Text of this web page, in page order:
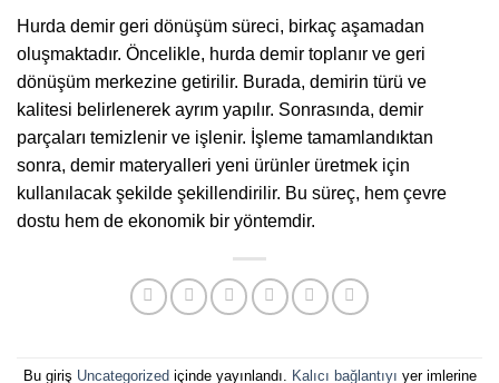
Hurda demir geri dönüşüm süreci, birkaç aşamadan
oluşmaktadır. Öncelikle, hurda demir toplanır ve geri
dönüşüm merkezine getirilir. Burada, demirin türü ve
kalitesi belirlenerek ayrım yapılır. Sonrasında, demir
parçaları temizlenir ve işlenir. İşleme tamamlandıktan
sonra, demir materyalleri yeni ürünler üretmek için
kullanılacak şekilde şekillendirilir. Bu süreç, hem çevre
dostu hem de ekonomik bir yöntemdir.
Bu giriş Uncategorized içinde yayınlandı. Kalıcı bağlantıyı yer imlerine